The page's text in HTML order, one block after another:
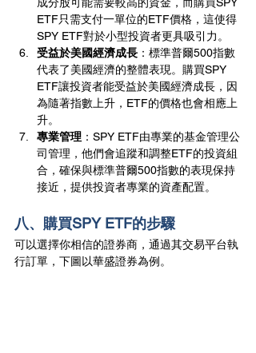
ETF只需支付一單位的ETF價格，這使得
SPY ETF對於小型投資者更具吸引力。
受益於美國經濟成長 ：標準普爾500指數
代表了美國經濟的整體表現。購買SPY
ETF讓投資者能受益於美國經濟成長，因
為隨著指數上升，ETF的價格也會相應上
升。
專業管理 ：SPY ETF由專業的基金管理公
司管理，他們會追蹤和調整ETF的投資組
合，確保與標準普爾500指數的表現保持
接近，提供投資者專業的資產配置。
八、購買SPY ETF的步驟
可以選擇你相信的證券商，通過其交易平台執
行訂單，下圖以華盛證券為例。